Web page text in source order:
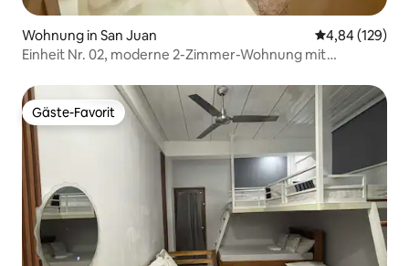
Wohnung in San Juan
4,84 (129)
Einheit Nr. 02, moderne 2-Zimmer-Wohnung mit
Gäste-Favorit
Gäste-Favorit